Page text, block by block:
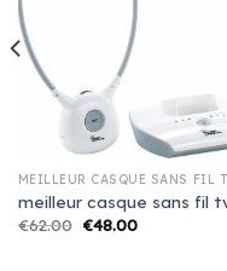
MEILLEUR CASQUE SANS FIL
meilleur casque sans fil
€62.00 €48.00